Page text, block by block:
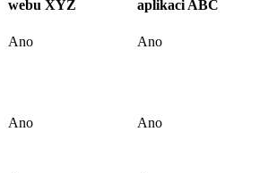
webu XYZ
aplikaci ABC
Ano Ano
Ano Ano